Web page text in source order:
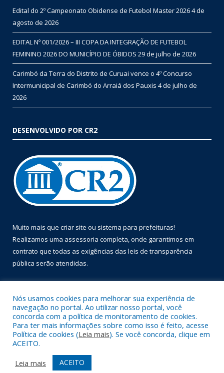
Edital do 2º Campeonato Obidense de Futebol Master 20264 de
agosto de 2026
EDITAL Nº 001/2026 – III COPA DA INTEGRAÇÃO DE FUTEBOL
FEMININO 2026 DO MUNICÍPIO DE ÓBIDOS 29 de julho de 2026
Carimbó da Terra do Distrito de Curuai vence o 4º Concurso
Intermunicipal de Carimbó do Arraiá dos Pauxis 4 de julho de
2026
DESENVOLVIDO POR CR2
Muito mais que criar site ou sistema para prefeituras!
Realizamos uma assessoria completa, onde garantimos em
contrato que todas as exigências das leis de transparência
pública serão atendidas.
Todos os direitos reservados a Prefeitura Municipal de Óbidos.
Mapa do Site
Acessar Área Administrativa
Acessar Webmail
Nós usamos cookies para melhorar sua experiência de
navegação no portal. Ao utilizar nosso portal, você
concorda com a política de monitoramento de cookies.
Para ter mais informações sobre como isso é feito, acesse
Política de cookies (Leia mais). Se você concorda, clique em
ACEITO.
Leia mais
ACEITO